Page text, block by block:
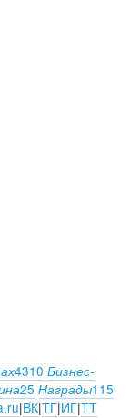
4310 Бизнес-
25 Награды115
|ВК|ТГ|ИГ|ТТ